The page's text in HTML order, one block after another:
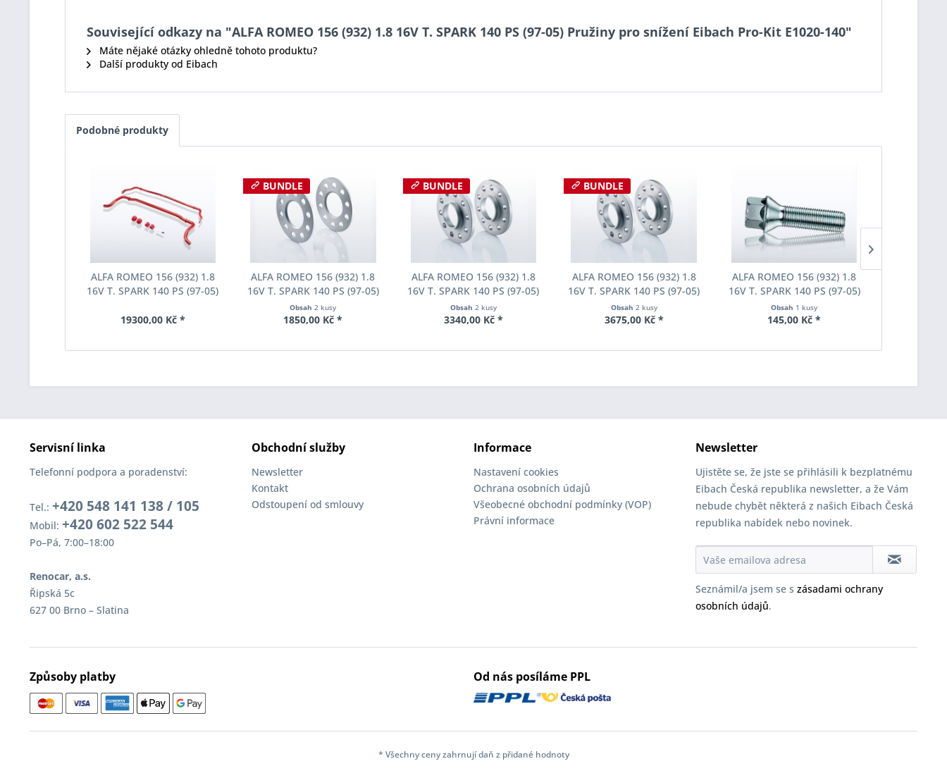
Související odkazy na "ALFA ROMEO 156 (932) 1.8 16V T. SPARK 140 PS (97-05) Pružiny pro snížení Eibach Pro-Kit E1020-140"
Máte nějaké otázky ohledně tohoto produktu?
Další produkty od Eibach
Podobné produkty
ALFA ROMEO 156 (932) 1.8
16V T. SPARK 140 PS (97-05)
Roll-Kit E1020-320
19300,00 Kč *
BUNDLE
ALFA ROMEO 156 (932) 1.8
16V T. SPARK 140 PS (97-05)
Šířka rozchodu Eibach Pro-
Spacer S90-1-05-015 System1
Obsah2 kusy
1850,00 Kč *
BUNDLE
ALFA ROMEO 156 (932) 1.8
16V T. SPARK 140 PS (97-05)
Šířka rozchodu Eibach Pro-
Spacer S90-2-10-003 System2
Obsah 2 kusy
3340,00 Kč *
BUNDLE
ALFA ROMEO 156 (932) 1.8
16V T. SPARK 140 PS (97-05)
Šířka rozchodu Eibach Pro-
Spacer S90-2-15-003 System2
Obsah 2 kusy
3675,00 Kč *
ALFA ROMEO 156 (932) 1.8
16V T. SPARK 140 PS (97-05)
Kolařská šroub Eibach S1-1-
12-25-30-19 M12x1,25x30
rozměr
Obsah 1 kusy
145,00 Kč *
Servisní linka
Telefonní podpora a poradenství:
Tel.: +420 548 141 138 / 105
Mobil: +420 602 522 544
Po–Pá, 7:00–18:00
Renocar, a.s.
Řipská 5c
627 00 Brno – Slatina
Obchodní služby
Newsletter
Kontakt
Odstoupení od smlouvy
Informace
Nastavení cookies
Ochrana osobních údajů
Všeobecné obchodní podmínky (VOP)
Právní informace
Newsletter
Ujistěte se, že jste se přihlásili k bezplatnému
Eibach Česká republika newsletter, a že Vám
nebude chybět některá z našich Eibach Česká
republika nabídek nebo novinek.
Seznámil/a jsem se s zásadami ochrany
osobních údajů.
Způsoby platby Od nás posíláme PPL
* Všechny ceny zahrnují daň z přidané hodnoty